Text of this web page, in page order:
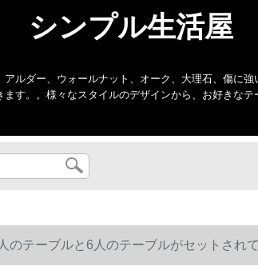
シンプル生活屋
ルダー、ウォールナット、オーク、大理石、傷に
す。。様々なスタイルのデザインから、お好きなテ
のテーブルと6人のテーブルがセットされ